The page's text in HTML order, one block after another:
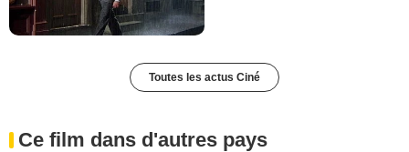
Toutes les actus Ciné
Ce film dans d'autres pays